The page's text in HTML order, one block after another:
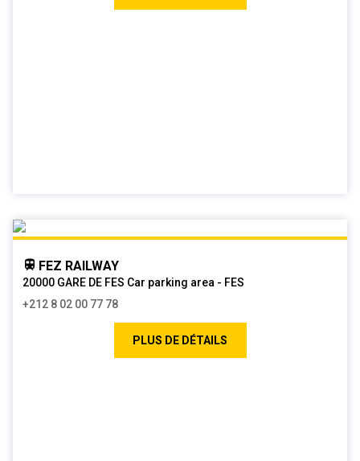
FEZ RAILWAY
20000 GARE DE FES Car parking area - FES
+212 8 02 00 77 78
PLUS DE DÉTAILS